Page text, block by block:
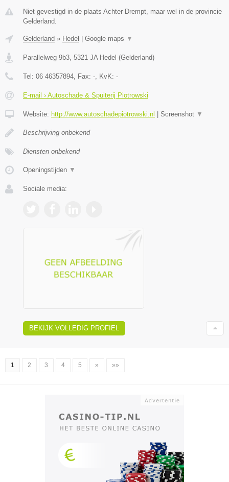
Niet gevestigd in de plaats Achter Drempt, maar wel in de provincie
Gelderland.
Gelderland » Hedel Google maps ▼
Parallelweg 9b3, 5321 JA Hedel (Gelderland)
Tel: 06 46357894, Fax: -, KvK: -
E-mail › Autoschade & Spuiterij Piotrowski
Website: http://www.autoschadepiotrowski.nl Screenshot ▼
Beschrijving onbekend
Diensten onbekend
Openingstijden ▼
Sociale media:
BEKIJK VOLLEDIG PROFIEL
1 2 3 4 5 » »»